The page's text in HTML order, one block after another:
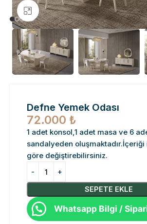
Büyütmek için tıklayın
Defne Yemek Odası
72.000 ₺
1 adet konsol,1 adet masa ve 6
sandalyeden
göre değiştirebilirsiniz.
SEPETE EKLE
Whatsapp Bilgi /